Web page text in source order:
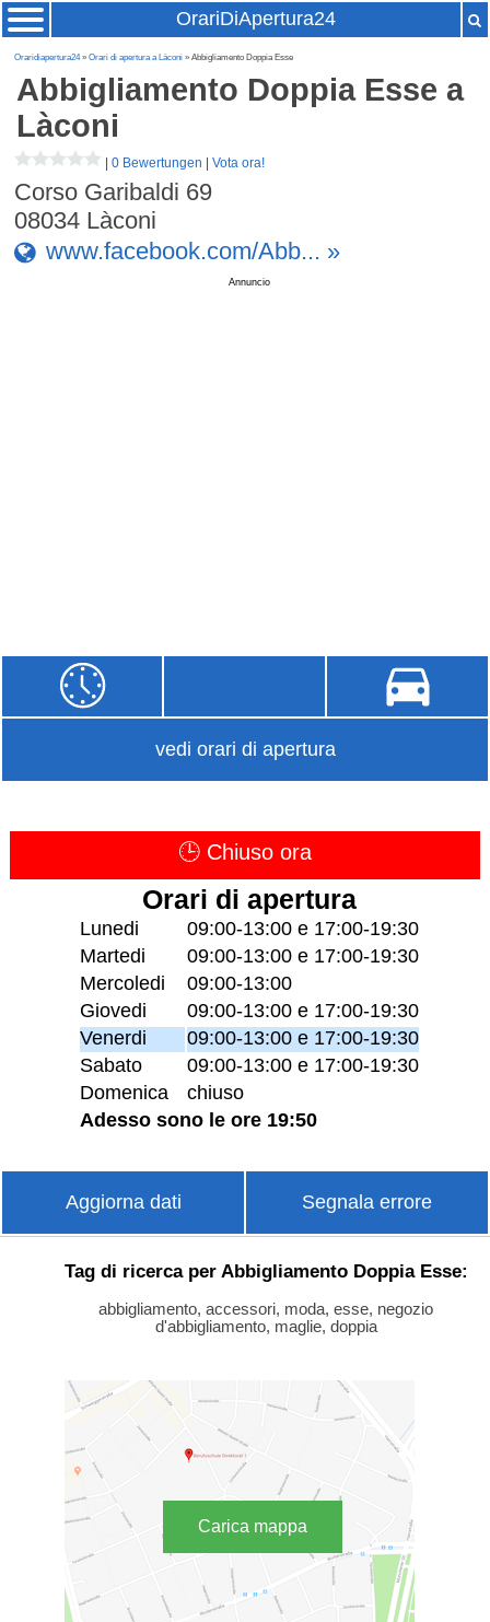
OrariDiApertura24
Oraridiapertura24»Orari di apertura a Làconi » Abbigliamento Doppia Esse
Abbigliamento Doppia Esse a
Làconi
|0 Bewertungen |Vota ora!
Corso Garibaldi 69
08034 Làconi
www.facebook.com/Abb... »
Annuncio
vedi orari di apertura
🕒 Chiuso ora
Orari di apertura
Lunedi
09:00-13:00 e 17:00-19:30
Martedi
09:00-13:00 e 17:00-19:30
Mercoledi
09:00-13:00
Giovedi
09:00-13:00 e 17:00-19:30
Venerdi
09:00-13:00 e 17:00-19:30
Sabato
09:00-13:00 e 17:00-19:30
Domenica
chiuso
Adesso sono le ore 19:50
Aggiorna dati Segnala errore
Tag di ricerca per Abbigliamento Doppia Esse:
abbigliamento, accessori, moda, esse, negozio
d'abbigliamento, maglie, doppia
Carica mappa